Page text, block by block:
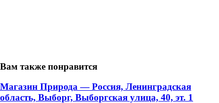
Вам также понравится
Магазин Природа — Россия, Ленинградская
область, Выборг, Выборгская улица, 40, эт. 1